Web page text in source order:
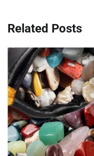
Related Posts